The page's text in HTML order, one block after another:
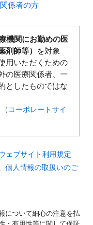
係者の方​
機関にお勤めの医
剤師等）
を対象
用いただくための
の医療関係者、一
としたものではな
コーポレートサイ
ェブサイト利用規定
個人情報の取扱いのご
について細心の注意を払
・有用性等に関して保証